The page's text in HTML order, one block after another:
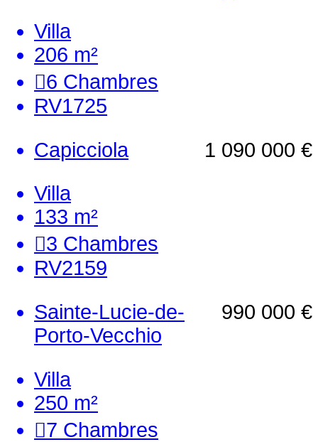
Villa
206 m²
6 Chambres
RV1725
1 090 000 €
Capicciola
Villa
133 m²
3 Chambres
RV2159
990 000 €
Sainte-Lucie-de-
Porto-Vecchio
Villa
250 m²
7 Chambres